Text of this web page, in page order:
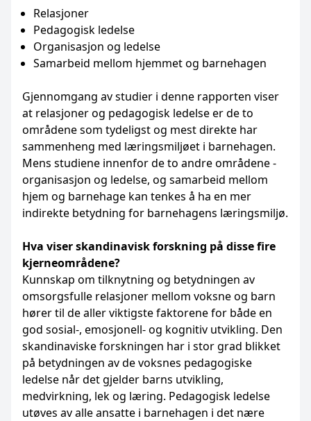
Relasjoner
Pedagogisk ledelse
Organisasjon og ledelse
Samarbeid mellom hjemmet og barnehagen
Gjennomgang av studier i denne rapporten viser
at relasjoner og pedagogisk ledelse er de to
områdene som tydeligst og mest direkte har
sammenheng med læringsmiljøet i barnehagen.
Mens studiene innenfor de to andre områdene -
organisasjon og ledelse, og samarbeid mellom
hjem og barnehage kan tenkes å ha en mer
indirekte betydning for barnehagens læringsmiljø.
Hva viser skandinavisk forskning på disse fire
kjerneområdene?
Kunnskap om tilknytning og betydningen av
omsorgsfulle relasjoner mellom voksne og barn
hører til de aller viktigste faktorene for både en
god sosial-, emosjonell- og kognitiv utvikling. Den
skandinaviske forskningen har i stor grad blikket
på betydningen av de voksnes pedagogiske
ledelse når det gjelder barns utvikling,
medvirkning, lek og læring. Pedagogisk ledelse
utøves av alle ansatte i barnehagen i det nære